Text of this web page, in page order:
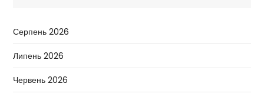
Серпень 2026
Липень 2026
Червень 2026